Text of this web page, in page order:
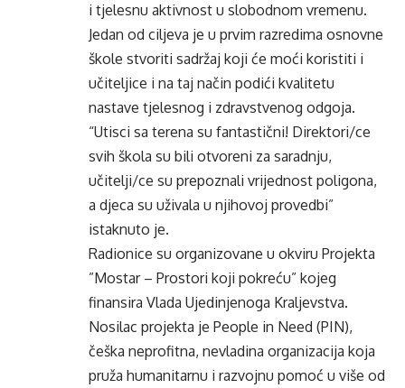
i tjelesnu aktivnost u slobodnom vremenu.
Jedan od ciljeva je u prvim razredima osnovne
škole stvoriti sadržaj koji će moći koristiti i
učiteljice i na taj način podići kvalitetu
nastave tjelesnog i zdravstvenog odgoja.
“Utisci sa terena su fantastični! Direktori/ce
svih škola su bili otvoreni za saradnju,
učitelji/ce su prepoznali vrijednost poligona,
a djeca su uživala u njihovoj provedbi”
istaknuto je.
Radionice su organizovane u okviru Projekta
”Mostar – Prostori koji pokreću” kojeg
finansira Vlada Ujedinjenoga Kraljevstva.
Nosilac projekta je People in Need (PIN),
češka neprofitna, nevladina organizacija koja
pruža humanitarnu i razvojnu pomoć u više od